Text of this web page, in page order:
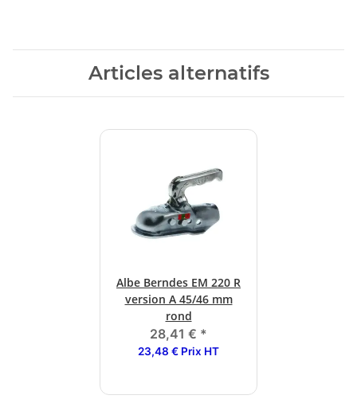
Articles alternatifs
Albe Berndes EM 220 R
version A 45/46 mm
rond
28,41 € *
23,48 € Prix HT